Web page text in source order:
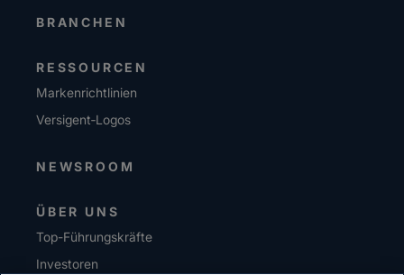
BRANCHEN
RESSOURCEN
Markenrichtlinien
Versigent‑Logos
NEWSROOM
ÜBER UNS
Top-Führungskräfte
Investoren